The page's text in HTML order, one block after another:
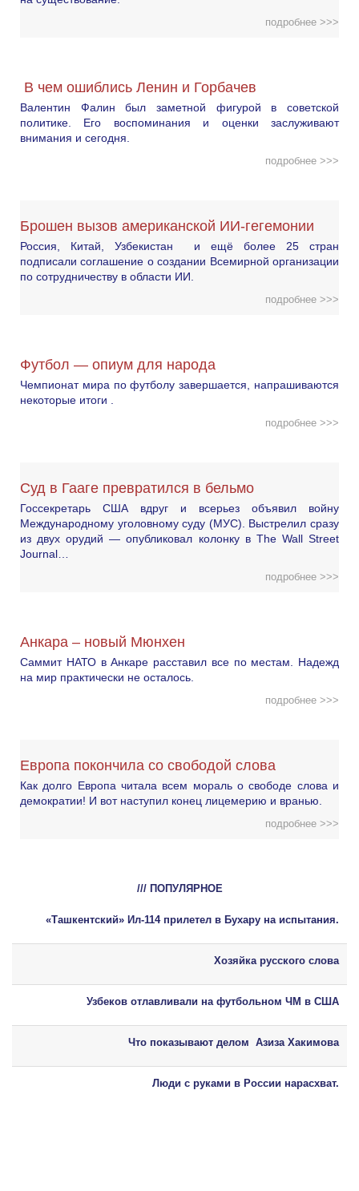
подробнее >>>
В чем ошиблись Ленин и Горбачев
Валентин Фалин был заметной фигурой в советской
политике. Его воспоминания и оценки заслуживают
внимания и сегодня.
подробнее >>>
Брошен вызов американской ИИ-гегемонии
Россия, Китай, Узбекистан и ещё более 25 стран
подписали соглашение о создании Всемирной организации
по сотрудничеству в области ИИ.
подробнее >>>
Футбол — опиум для народа
Чемпионат мира по футболу завершается, напрашиваются
некоторые итоги .
подробнее >>>
Суд в Гааге превратился в бельмо
Госсекретарь США вдруг и всерьез объявил войну
Международному уголовному суду (МУС). Выстрелил сразу
из двух орудий — опубликовал колонку в The Wall Street
Journal…
подробнее >>>
Анкара – новый Мюнхен
Саммит НАТО в Анкаре расставил все по местам. Надежд
на мир практически не осталось.
подробнее >>>
Европа покончила со свободой слова
Как долго Европа читала всем мораль о свободе слова и
демократии! И вот наступил конец лицемерию и вранью.
подробнее >>>
/// ПОПУЛЯРНОЕ
«Ташкентский» Ил-114 прилетел в Бухару на испытания.
Хозяйка русского слова
Узбеков отлавливали на футбольном ЧМ в США
Что показывают делом Азиза Хакимова
Люди с руками в России нарасхват.